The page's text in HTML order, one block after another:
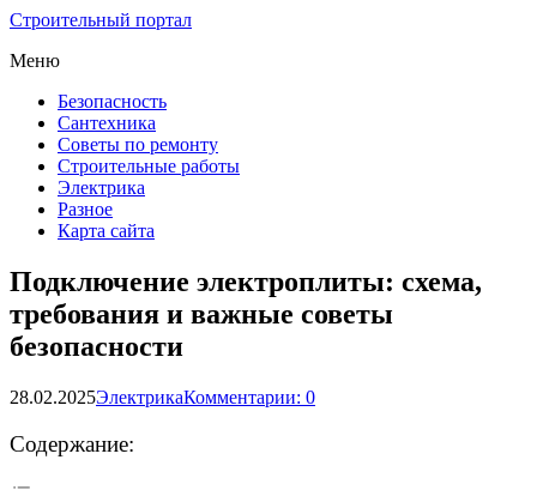
Строительный портал
Меню
Безопасность
Сантехника
Советы по ремонту
Строительные работы
Электрика
Разное
Карта сайта
Подключение электроплиты: схема,
требования и важные советы
безопасности
28.02.2025ЭлектрикаКомментарии: 0
Содержание: